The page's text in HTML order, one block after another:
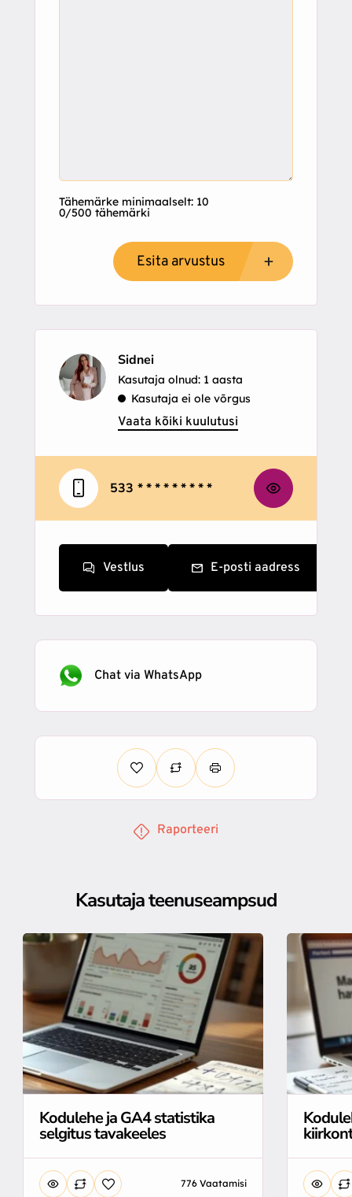
Tähemärke minimaalselt: 10
0/500 tähemärki
Esita arvustus
Sidnei
Kasutaja olnud: 1 aasta
Kasutaja ei ole võrgus
Vaata kõiki kuulutusi
533 * * * * * * * * *
Vestlus E-posti aadress
Chat via WhatsApp
Raporteeri
Kasutaja teenuseampsud
Kodulehe ja GA4 statistika
selgitus tavakeeles
776 Vaatamisi